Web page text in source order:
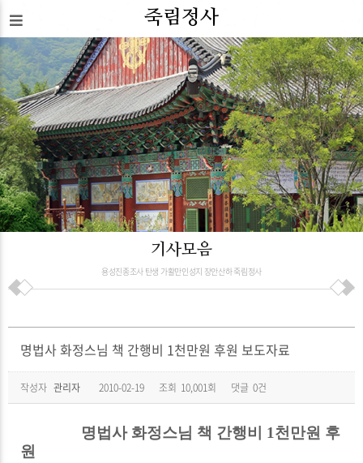
죽림정사
기사모음
용성진종조사 탄생 가활만인성지 장안산하 죽림정사
명법사 화정스님 책 간행비 1천만원 후원 보도자료
작성자 관리자 2010-02-19 조회 10,001회 댓글 0건
명법사 화정스님 책 간행비 1천만원 후
원